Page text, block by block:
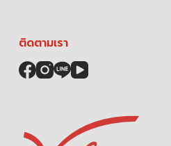
ติดตามเรา